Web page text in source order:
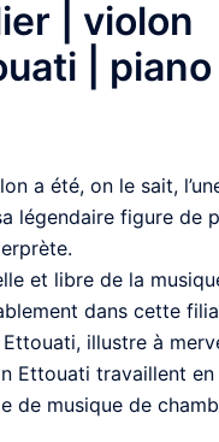
|
violon
|
piano
a été, on le sait,
légendaire figure de
et libre de la
dans cette
illustre à
Ettouati travaillent
de musique de